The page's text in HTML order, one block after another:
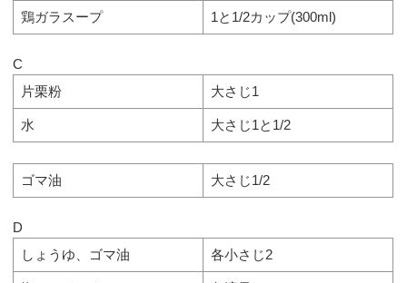
鶏ガラスープ 1と1/2カップ(300ml)
C
片栗粉
大さじ1
水 大さじ1と1/2
ゴマ油 大さじ1/2
D
しょうゆ、ゴマ油
各小さじ2